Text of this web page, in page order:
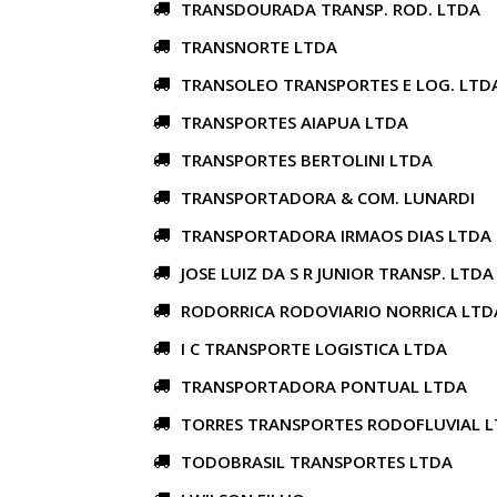
TRANSDOURADA TRANSP. ROD. LTDA
TRANSNORTE LTDA
TRANSOLEO TRANSPORTES E LOG.
TRANSPORTES AIAPUA LTDA
TRANSPORTES BERTOLINI LTDA
TRANSPORTADORA & COM. LUNARDI
TRANSPORTADORA IRMAOS DIAS LTDA
JOSE LUIZ DA S R JUNIOR TRANSP. LTDA
RODORRICA RODOVIARIO NORRICA
I C TRANSPORTE LOGISTICA LTDA
TRANSPORTADORA PONTUAL LTDA
TORRES TRANSPORTES RODOFLUVIAL
TODOBRASIL TRANSPORTES LTDA